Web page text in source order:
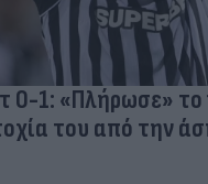
0-1: «Πλήρωσε» το
του από την